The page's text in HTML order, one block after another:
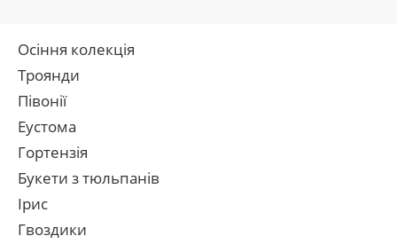
Осіння колекція
Троянди
Півонії
Еустома
Гортензія
Букети з тюльпанів
Ірис
Гвоздики